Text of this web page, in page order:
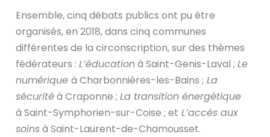
Ensemble, cinq débats publics ont pu être
organisés, en 2018, dans cinq communes
différentes de la circonscription, sur des thèmes
fédérateurs :L’éducationà Saint-Genis-Laval ;Le
numériqueà Charbonnières-les-Bains ; La
sécuritéà Craponne ;La transition énergétique
à Saint-Symphorien-sur-Coise ; et L’accès aux
soinsà Saint-Laurent-de-Chamousset.